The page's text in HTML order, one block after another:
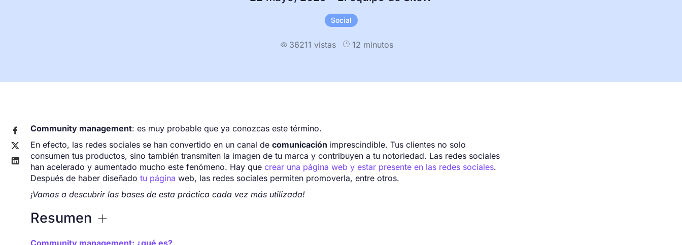
Social
 36211 vistas 12 minutos



Community management: es muy probable que ya conozcas este término.
En efecto, las redes sociales se han convertido en un canal de comunicación imprescindible. Tus clientes no solo
consumen tus productos, sino también transmiten la imagen de tu marca y contribuyen a tu notoriedad. Las redes sociales
han acelerado y aumentado mucho este fenómeno. Hay que crear una página web y estar presente en las redes sociales.
Después de haber diseñado tu página web, las redes sociales permiten promoverla, entre otros.
¡Vamos a descubrir las bases de esta práctica cada vez más utilizada!
Resumen